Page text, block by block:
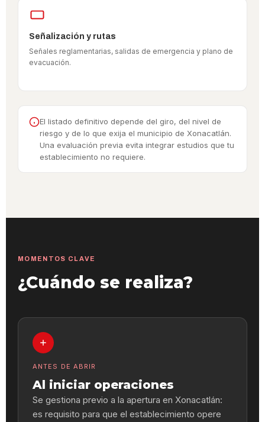
Señalización y rutas
Señales reglamentarias, salidas de emergencia y plano de
evacuación.
El listado definitivo depende del giro, del nivel de
riesgo y de lo que exija el municipio de Xonacatlán.
Una evaluación previa evita integrar estudios que tu
establecimiento no requiere.
MOMENTOS CLAVE
¿Cuándo se realiza?
ANTES DE ABRIR
Al iniciar operaciones
Se gestiona previo a la apertura en Xonacatlán:
es requisito para que el establecimiento opere